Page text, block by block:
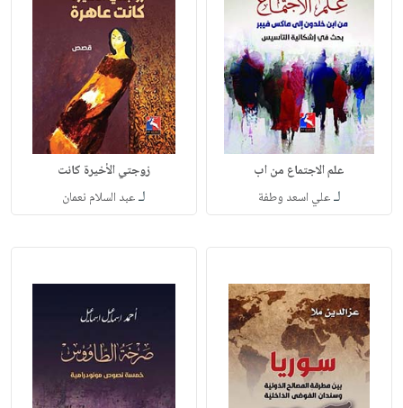
علم الاجتماع من اب
لـعلي اسعد وطفة
زوجتي الأخيرة كانت
لـعبد السلام نعمان